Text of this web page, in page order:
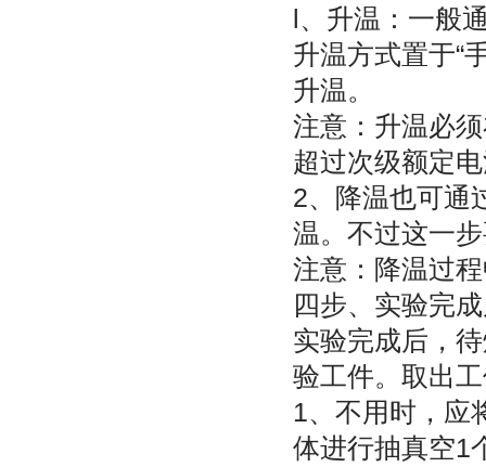
l、升温：一般
升温方式置于“
升温。
注意：升温必
超过次级额定
2、降温也可通
温。不过这一
注意：降温过
四步、实验完
实验完成后，
验工件。取出
1、不用时，应
体进行抽真空1